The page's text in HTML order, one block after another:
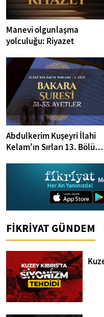
Manevi olgunlaşma
yolculuğu: Riyazet
Abdulkerim Kuşeyri İlahi
Kelam'ın Sırları 13. Bölüm I
Ayetler Tefsiri
FİKRİYAT GÜNDEM